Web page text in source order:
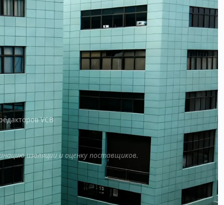
VCB
изоляции и оценку поставщиков.